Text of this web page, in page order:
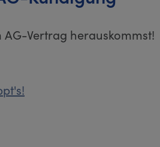
Vertrag herauskommst!